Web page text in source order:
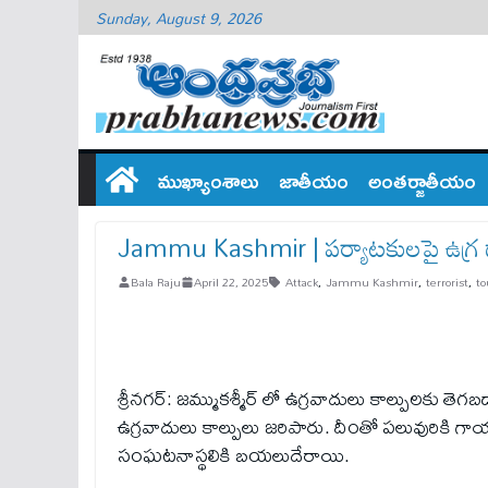
Sunday, August 9, 2026
ముఖ్యాంశాలు జాతీయం అంతర్జాతీయం
Jammu Kashmir | పర్యాటకులపై
Bala Raju April 22, 2025 Attack, Jammu Kashmir, terrorist,
శ్రీనగర్: జమ్ముకశ్మీర్ లో ఉగ్రవాదులు
ఉగ్రవాదులు కాల్పులు జరిపారు. దీంతో
సంఘటనాస్థలికి బయలుదేరాయి.